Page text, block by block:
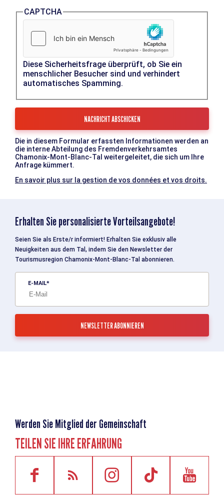
CAPTCHA
Diese Sicherheitsfrage überprüft, ob Sie ein
menschlicher Besucher sind und verhindert
automatisches Spamming.
Die in diesem Formular erfassten Informationen werden an
die interne Abteilung des Fremdenverkehrsamtes
Chamonix-Mont-Blanc-Tal weitergeleitet, die sich um Ihre
Anfrage kümmert.
En savoir plus sur la gestion de vos données et vos droits.
Erhalten Sie personalisierte Vorteilsangebote!
Seien Sie als Erste/r informiert! Erhalten Sie exklusiv alle
Neuigkeiten aus dem Tal, indem Sie den Newsletter der
Tourismusregion Chamonix-Mont-Blanc-Tal abonnieren.
E-MAIL
Werden Sie Mitglied der Gemeinschaft
TEILEN SIE IHRE ERFAHRUNG